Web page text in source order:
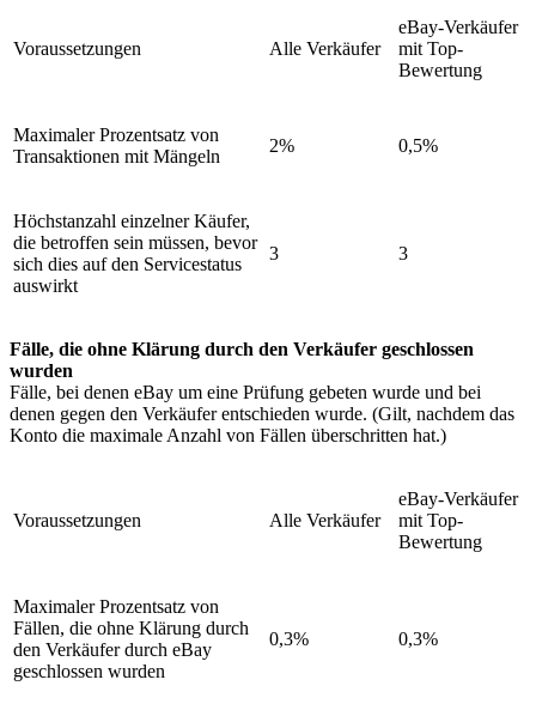
Voraussetzungen Alle Verkäufer
eBay-Verkäufer
mit Top-
Bewertung
Maximaler Prozentsatz von
Transaktionen mit Mängeln
2% 0,5%
Höchstanzahl einzelner Käufer,
die betroffen sein müssen, bevor
sich dies auf den Servicestatus
auswirkt
3 3
Fälle, die ohne Klärung durch den Verkäufer geschlossen
wurden
Fälle, bei denen eBay um eine Prüfung gebeten wurde und bei
denen gegen den Verkäufer entschieden wurde. (Gilt, nachdem das
Konto die maximale Anzahl von Fällen überschritten hat.)
Voraussetzungen Alle Verkäufer
eBay-Verkäufer
mit Top-
Bewertung
Maximaler Prozentsatz von
Fällen, die ohne Klärung durch
den Verkäufer durch eBay
geschlossen wurden
0,3% 0,3%